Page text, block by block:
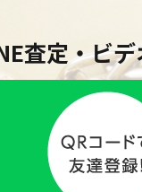
査定・ビ